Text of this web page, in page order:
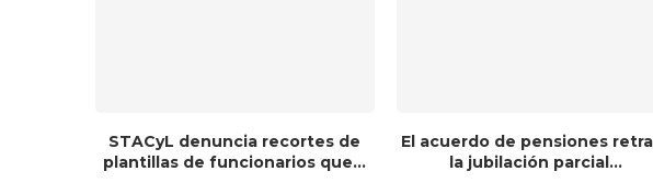
STACyL denuncia recortes de
plantillas de funcionarios que...
El acuerdo de pensiones
la jubilación parcial...